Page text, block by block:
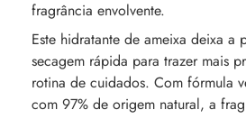
fragrância envolvente.
Este hidratante de ameixa deixa a
secagem rápida para trazer mais
rotina de cuidados. Com fórmula
com 97% de origem natural, a